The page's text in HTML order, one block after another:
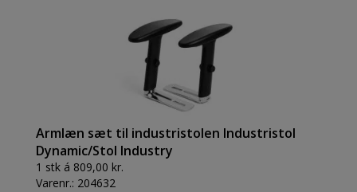
Armlæn sæt til industristolen Industristol
Dynamic/Stol Industry
1 stk á 809,00 kr.
Varenr.: 204632